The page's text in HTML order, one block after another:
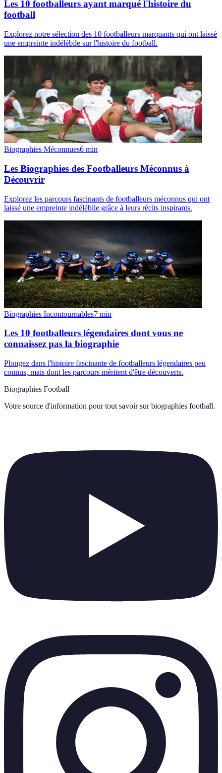
Les 10 footballeurs ayant marqué l'histoire du
football
Explorez notre sélection des 10 footballeurs marquants qui ont laissé
une empreinte indélébile sur l'histoire du football.
Biographies Méconnues6 min
Les Biographies des Footballeurs Méconnus à
Découvrir
Explorez les parcours fascinants de footballeurs méconnus qui ont
laissé une empreinte indélébile grâce à leurs récits inspirants.
Biographies Incontournables7 min
Les 10 footballeurs légendaires dont vous ne
connaissez pas la biographie
Plongez dans l'histoire fascinante de footballeurs légendaires peu
connus, mais dont les parcours méritent d'être découverts.
Biographies Football
Votre source d'information pour tout savoir sur biographies football.